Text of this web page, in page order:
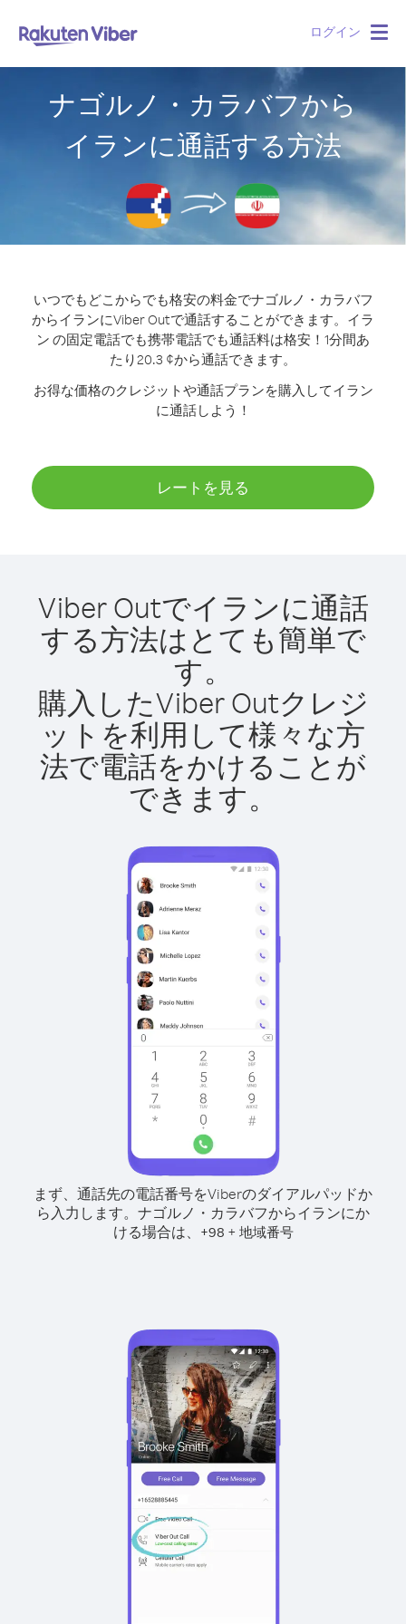
ログイン
ナゴルノ・カラバフから
イランに通話する方法
いつでもどこからでも格安の料金でナゴルノ・カラバフ
からイランにViber Outで通話することができます。 イラ
ン の固定電話でも携帯電話でも通話料は格安！1分間あ
たり20.3 ¢から通話できます。
お得な価格のクレジットや通話プランを購入してイラン
に通話しよう！
レートを見る
Viber Outでイランに通話
する方法はとても簡単で
す。
購入したViber Outクレジ
ットを利用して様々な方
法で電話をかけることが
できます。
まず、通話先の電話番号をViberのダイアルパッドか
ら入力します。 ナゴルノ・カラバフからイランにか
ける場合は、
+98 + 地域番号